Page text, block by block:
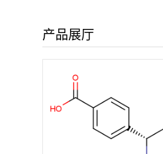
产品展厅